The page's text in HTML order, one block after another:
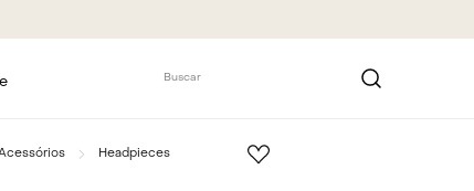
Buscar
Headpieces